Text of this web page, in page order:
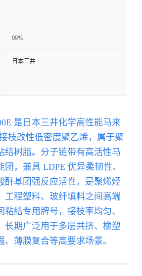
99%
日本三井
是日本三井化学高性能马来
枝改性低密度聚乙烯，属于聚
结树脂。分子链带有高活性马
团，兼具 LDPE 优异柔韧性、
酐基团强反应活性，是聚烯烃
工程塑料、玻纤填料之间高端
粘结专用牌号，接枝率均匀、
长期广泛用于多层共挤、橡塑
、薄膜复合等高要求场景。